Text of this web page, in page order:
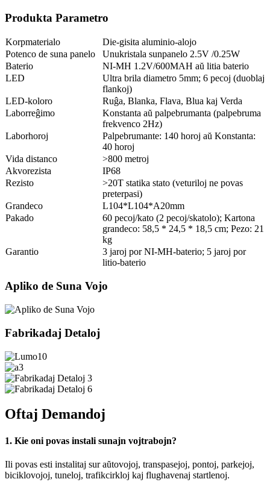
Produkta Parametro
Korpmaterialo
Die-gisita aluminio-alojo
Potenco de suna panelo
Unukristala sunpanelo 2.5V /0.25W
Baterio
NI-MH 1.2V/600MAH aŭ litia baterio
LED
Ultra brila diametro 5mm; 6 pecoj (duoblaj
flankoj)
LED-koloro
Ruĝa, Blanka, Flava, Blua kaj Verda
Laborreĝimo
Konstanta aŭ palpebrumanta (palpebruma
frekvenco 2Hz)
Laborhoroj
Palpebrumante: 140 horoj aŭ Konstanta:
40 horoj
Vida distanco
>800 metroj
Akvorezista
IP68
Rezisto
>20T statika stato (veturiloj ne povas
preterpasi)
Grandeco
L104*L104*A20mm
Pakado
60 pecoj/kato (2 pecoj/skatolo); Kartona
grandeco: 58,5 * 24,5 * 18,5 cm; Pezo: 21
kg
Garantio
3 jaroj por NI-MH-baterio; 5 jaroj por
litio-baterio
Apliko de Suna Vojo
Fabrikadaj Detaloj
Oftaj Demandoj
1. Kie oni povas instali sunajn vojtrabojn?
Ili povas esti instalitaj sur aŭtovojoj, transpasejoj, pontoj, parkejoj,
biciklovojoj, tuneloj, trafikcirkloj kaj flughavenaj startlenoj.